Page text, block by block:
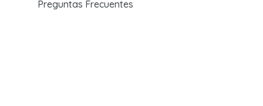
Preguntas Frecuentes